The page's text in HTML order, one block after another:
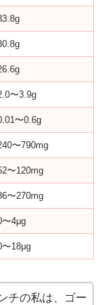
〜3.9g
〜0.6g
〜790mg
〜120mg
〜270mg
〜4μg
〜18μg
チの私は、ゴー